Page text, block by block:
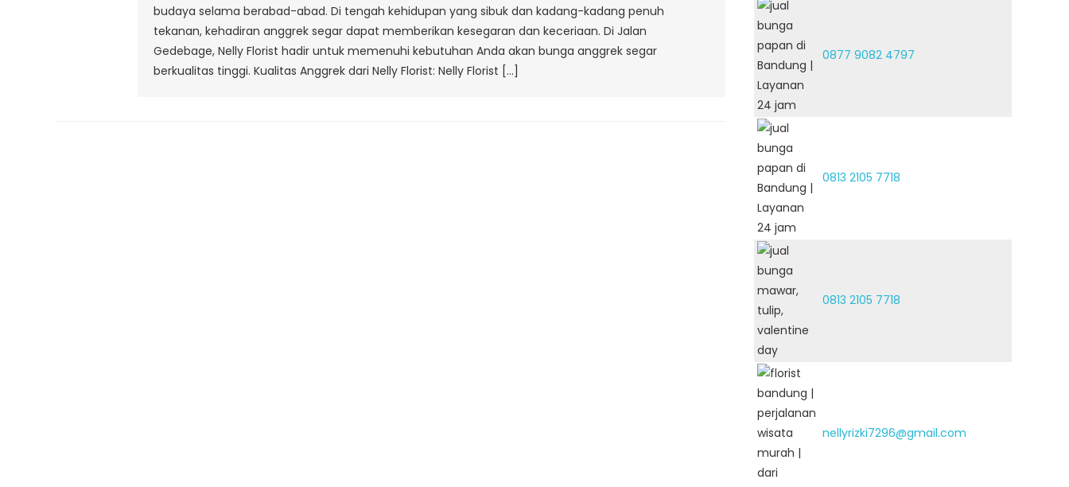
Segar
Dari
Nelly
Florist
budaya selama berabad-abad. Di tengah kehidupan yang sibuk dan kadang-kadang penuh
tekanan, kehadiran anggrek segar dapat memberikan kesegaran dan keceriaan. Di Jalan
Gedebage, Nelly Florist hadir untuk memenuhi kebutuhan Anda akan bunga anggrek segar
berkualitas tinggi. Kualitas Anggrek dari Nelly Florist: Nelly Florist […]
0877 9082 4797
0813 2105 7718
0813 2105 7718
nellyrizki7296@gmail.com